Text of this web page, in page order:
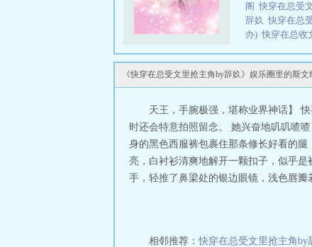
阁 快穿在总受
辞奺 快穿在总
办) 快穿在总收
穿在总受文里
全文在线阅读
穿在总受文里
三秒记住本站：
《快穿在总受文里抢主角by辞奺》娱乐圈里的斯
天王，手腕极强，堪称业界神话】
时还会特意拍照留念。 她兴奋地叽叽喳
身的黑色西服裤包裹住那条修长好看的
亮，白衬衫清爽地解开一颗扣子，似乎
手，轻推了鼻梁处的银边眼镜，浅色唇
相邻推荐：快穿在总受文里抢主角by